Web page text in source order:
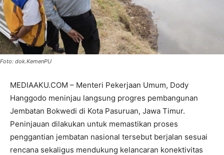
Foto: dok.KemenPU
MEDIAAKU.COM – Menteri Pekerjaan Umum, Dody
Hanggodo meninjau langsung progres pembangunan
Jembatan Bokwedi di Kota Pasuruan, Jawa Timur.
Peninjauan dilakukan untuk memastikan proses
penggantian jembatan nasional tersebut berjalan sesuai
rencana sekaligus mendukung kelancaran konektivitas